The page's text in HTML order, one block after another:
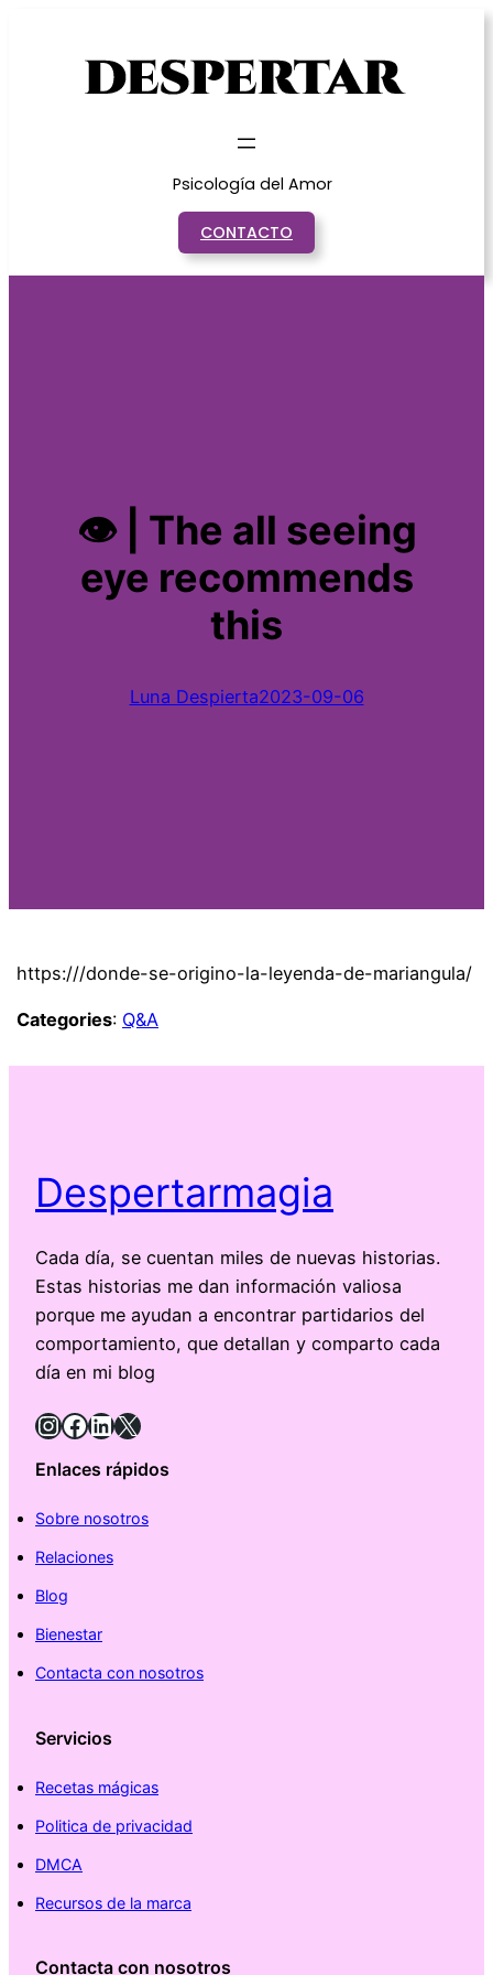
Psicología del Amor
CONTACTO
👁 | The all seeing
eye recommends
this
Luna Despierta2023-09-06
https:///donde-se-origino-la-leyenda-de-mariangula/
Categories: Q&A
Despertarmagia
Cada día, se cuentan miles de nuevas historias.
Estas historias me dan información valiosa
porque me ayudan a encontrar partidarios del
comportamiento, que detallan y comparto cada
día en mi blog
InstagramFacebook LinkedIn X
Enlaces rápidos
Sobre nosotros
Relaciones
Blog
Bienestar
Contacta con nosotros
Servicios
Recetas mágicas
Politica de privacidad
DMCA
Recursos de la marca
Contacta con nosotros